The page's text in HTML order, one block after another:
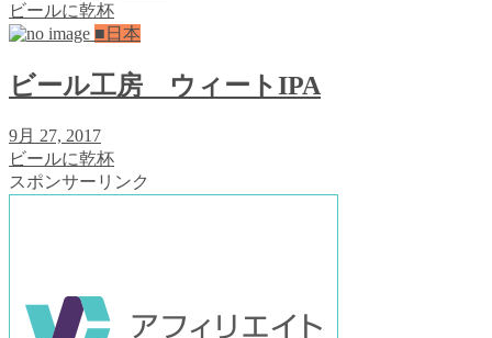
ビールに乾杯
■日本
ビール工房 ウィートIPA
9月 27, 2017
ビールに乾杯
スポンサーリンク